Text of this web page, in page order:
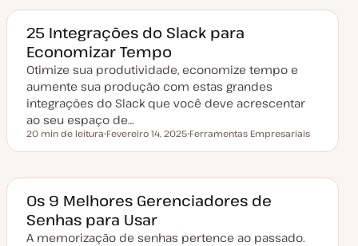
d
a
t
u
a
l
z
a
ç
ã
o
c
c
i
o
25 Integrações do Slack para
Economizar Tempo
Otimize sua produtividade, economize tempo e
aumente sua produção com estas grandes
integrações do Slack que você deve acrescentar
ao seu espaço de…
Tempo de leitura
20 min de leitura
a
a
e
a
t
u
a
Fevereiro 14, 2025
ó
i
o
Ferramentas Empresariais
Os 9 Melhores Gerenciadores de
Senhas para Usar
A memorização de senhas pertence ao passado.